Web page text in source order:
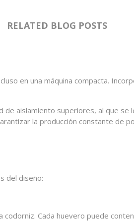
RELATED BLOG POSTS
en una máquina compacta.
de aislamiento superiores, al que se
la producción constante de
del diseño:
Cada huevero puede